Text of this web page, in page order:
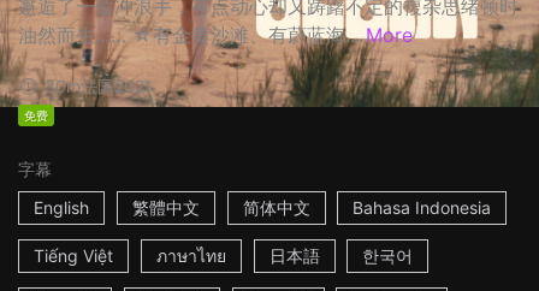
邂逅了一位冲浪手，有点动心却又踌躇不定的複杂思绪顿时
油然而生…… ☆有金黄沙滩、有蔚蓝海... More
30m法国2021
免费
字幕
English
繁體中文 简体中文 Bahasa Indonesia
Tiếng Việt ภาษาไทย 日本語 한국어